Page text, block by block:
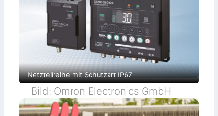
Netzteilreihe mit Schutzart IP67
Bild: Omron Electronics GmbH